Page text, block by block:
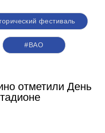
фестиваль
#ВАО
отметили День